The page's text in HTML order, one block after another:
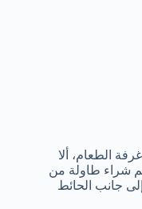
الطعام، ألا
شراء طاولة من
جانب الحائط